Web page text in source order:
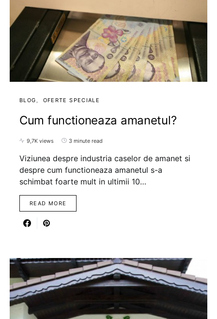
BLOG OFERTE SPECIALE
Cum functioneaza amanetul?
9,7K views 3 minute read
Viziunea despre industria caselor de amanet si
despre cum functioneaza amanetul s-a
schimbat foarte mult in ultimii 10…
READ MORE